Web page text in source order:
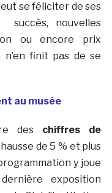
se féliciter de ses
succès, nouvelles
ou encore prix
n’en finit pas de se
au musée
des chiffres de
de 5 % et plus
y joue
exposition